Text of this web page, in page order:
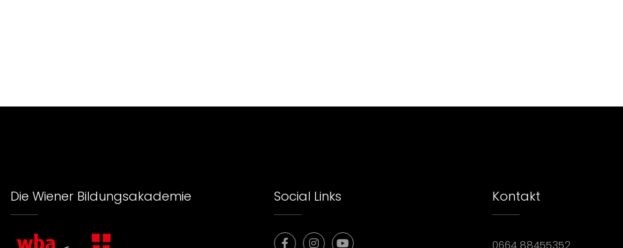
Die Wiener Bildungsakademie Social Links Kontakt
0664 88455352